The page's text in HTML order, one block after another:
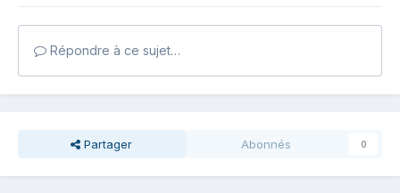
Répondre à ce sujet…
Partager Abonnés 0